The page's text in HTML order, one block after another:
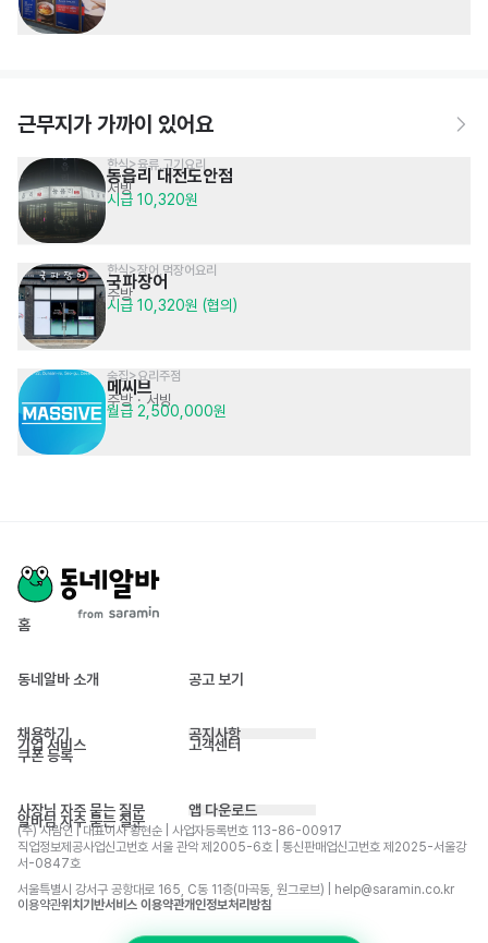
근무지가 가까이 있어요
한식>육류,고기요리
동읍리 대전도안점
서빙
시급 10,320원
한식>장어,먹장어요리
국파장어
주방
시급 10,320원 (협의)
술집>요리주점
메씨브
주방· 서빙
월급 2,500,000원
홈
동네알바 소개 공고 보기
채용하기
기업 서비스
쿠폰 등록
공지사항
고객센터
사장님 자주 묻는 질문
알바님 자주 묻는 질문
앱 다운로드
(주) 사람인 | 대표이사 황현순 | 사업자등록번호 113-86-00917
직업정보제공사업신고번호 서울 관악 제2005-6호 | 통신판매업신고번호 제2025-서울강
서-0847호
서울특별시 강서구 공항대로 165, C동 11층(마곡동, 원그로브) | help@saramin.co.kr
이용약관위치기반서비스 이용약관개인정보처리방침